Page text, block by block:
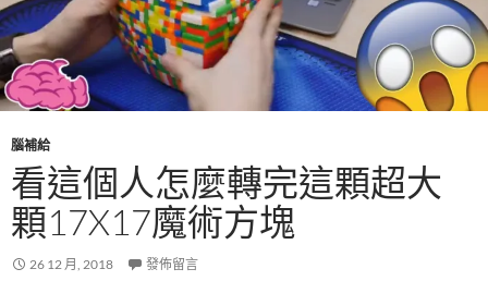
腦補給
看這個人怎麼轉完這顆超大
顆17X17魔術方塊
26 12 月, 2018 發佈留言